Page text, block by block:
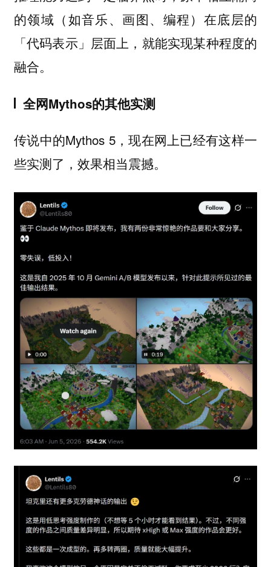
的领域（如音乐、画图、编程）在底层的
「代码表示」层面上，就能实现某种程度的
融合。
全网Mythos的其他实测
传说中的Mythos 5，现在网上已经有这样一
些实测了，效果相当震撼。